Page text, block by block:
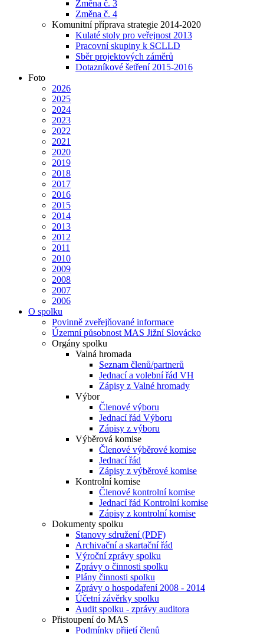
Změna č. 3
Změna č. 4
Komunitní příprava strategie 2014-2020
Kulaté stoly pro veřejnost 2013
Pracovní skupiny k SCLLD
Sběr projektových záměrů
Dotazníkové šetření 2015-2016
Foto
2026
2025
2024
2023
2022
2021
2020
2019
2018
2017
2016
2015
2014
2013
2012
2011
2010
2009
2008
2007
2006
O spolku
Povinně zveřejňované informace
Územní působnost MAS Jižní Slovácko
Orgány spolku
Valná hromada
Seznam členů/partnerů
Jednací a volební řád VH
Zápisy z Valné hromady
Výbor
Členové výboru
Jednací řád Výboru
Zápisy z výboru
Výběrová komise
Členové výběrové komise
Jednací řád
Zápisy z výběrové komise
Kontrolní komise
Členové kontrolní komise
Jednací řád Kontrolní komise
Zápisy z kontrolní komise
Dokumenty spolku
Stanovy sdružení (PDF)
Archivační a skartační řád
Výroční zprávy spolku
Zprávy o činnosti spolku
Plány činnosti spolku
Zprávy o hospodaření 2008 - 2014
Účetní závěrky spolku
Audit spolku - zprávy auditora
Přistoupení do MAS
Podmínky přijetí členů